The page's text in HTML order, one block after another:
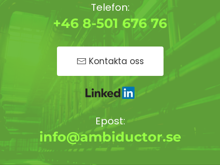
Telefon:
+46 8-501 676 76
Kontakta oss
Epost:
info@ambiductor.se